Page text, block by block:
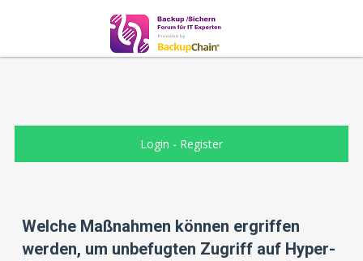
Login - Register
Welche Maßnahmen können ergriffen
werden, um unbefugten Zugriff auf Hyper-